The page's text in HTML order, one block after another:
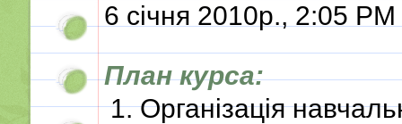
6 січня 2010р., 2:05 PM
План курса:
Організація